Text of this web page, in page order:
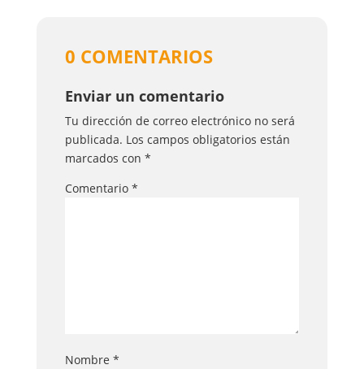
0 COMENTARIOS
Enviar un comentario
Tu dirección de correo electrónico no será
publicada. Los campos obligatorios están
marcados con *
Comentario *
Nombre *